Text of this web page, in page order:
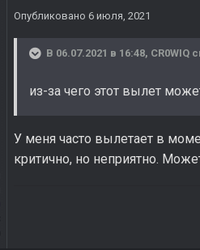
Опубликовано 6 июля, 2021
В 06.07.2021 в 16:48, CR0WIQ
из-за чего этот вылет
У меня часто вылетает в
критично, но неприятно.